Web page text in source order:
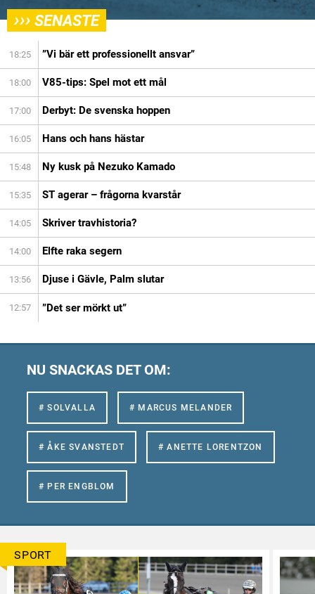
››› SENASTE
18:25 ”Vi bär ett professionellt ansvar”
18:00 V85-tips: Spel mot ett mål
17:00 Derbyt: De svenska hoppen
16:05 Hans och hans hästar
15:48 Ny kusk på Nezuko Kamado
15:35 ST agerar – frågorna kvarstår
14:05 Skriver travhistoria?
14:00 Elfte raka segern
13:56 Djuse i Gävle, Palm slutar
12:57 ”Det ser mörkt ut”
NU SNACKAS DET OM:
# SOLVALLA # MARCUS MELANDER
# ÅKE SVANSTEDT # ANETTE LORENTZON
# PER ENGBLOM
SPORT